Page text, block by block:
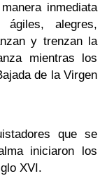
inmediata
ágiles, alegres,
y trenzan la
mientras los
de la Virgen
que se
iniciaron los
XVI.